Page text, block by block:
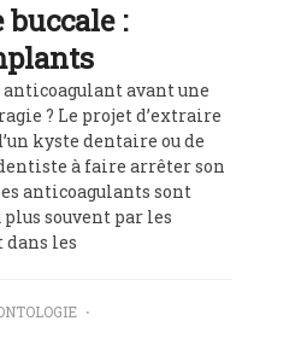
:
avant une
? Le projet d’extraire
kyste dentaire ou de
à faire arrêter son
anticoagulants sont
souvent par les
dans les